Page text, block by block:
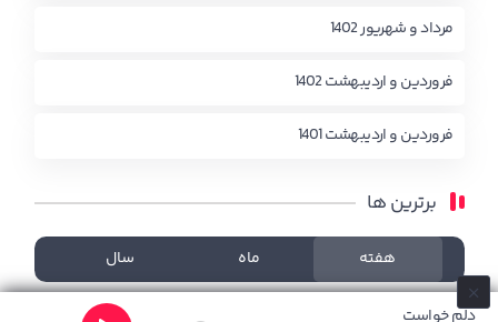
دلم خواست
مرداد و شهریور 1402
فروردین و اردیبهشت 1402
فروردین و اردیبهشت 1401
برترین ها
هفته ماه سال